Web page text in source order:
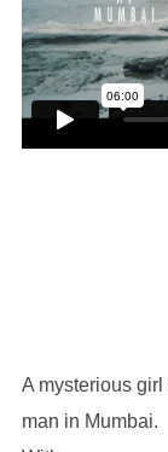
A mysterious
man in Mumbai.